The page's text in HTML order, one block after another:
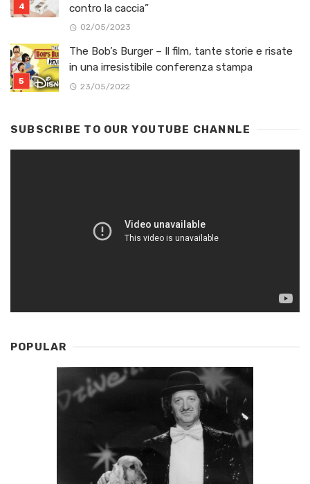
contro la caccia”
02/05/2023
The Bob’s Burger – Il film, tante storie e risate
in una irresistibile conferenza stampa
23/05/2022
SUBSCRIBE TO OUR YOUTUBE CHANNLE
POPULAR